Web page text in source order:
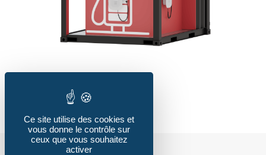
Ce site utilise des cookies et
vous donne le contrôle sur
ceux que vous souhaitez
activer